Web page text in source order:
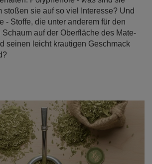
stoßen sie auf so viel Interesse? Und
- Stoffe, die unter anderem für den
auf der Oberfläche des Mate-
seinen leicht krautigen Geschmack